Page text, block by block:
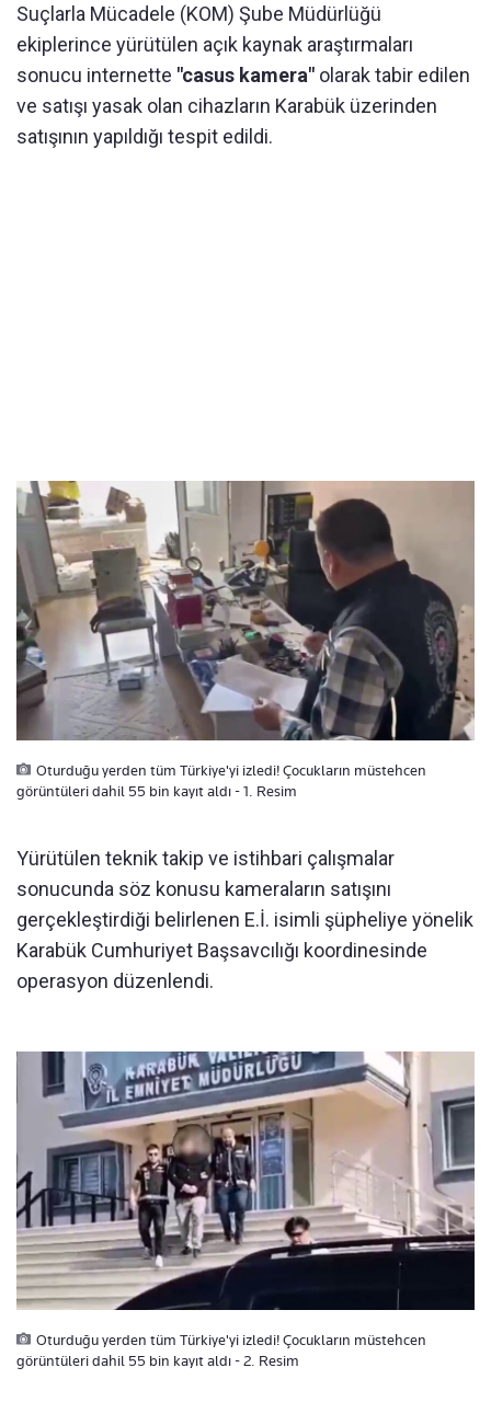
Suçlarla Mücadele (KOM) Şube Müdürlüğü
ekiplerince yürütülen açık kaynak araştırmaları
sonucu internette "casus kamera" olarak tabir edilen
ve satışı yasak olan cihazların Karabük üzerinden
satışının yapıldığı tespit edildi.
Oturduğu yerden tüm Türkiye'yi izledi! Çocukların müstehcen
görüntüleri dahil 55 bin kayıt aldı - 1. Resim
Yürütülen teknik takip ve istihbari çalışmalar
sonucunda söz konusu kameraların satışını
gerçekleştirdiği belirlenen E.İ. isimli şüpheliye yönelik
Karabük Cumhuriyet Başsavcılığı koordinesinde
operasyon düzenlendi.
Oturduğu yerden tüm Türkiye'yi izledi! Çocukların müstehcen
görüntüleri dahil 55 bin kayıt aldı - 2. Resim